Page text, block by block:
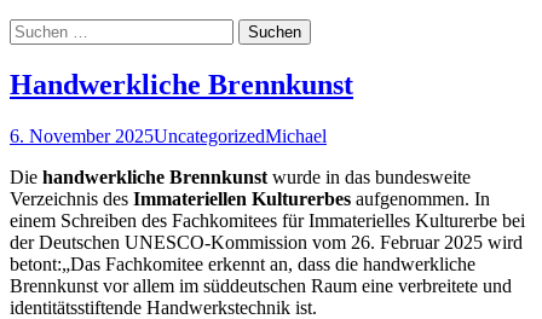
Suchen
nach:
Handwerkliche Brennkunst
6. November 2025UncategorizedMichael
Die handwerkliche Brennkunst wurde in das bundesweite
Verzeichnis des Immateriellen Kulturerbes aufgenommen. In
einem Schreiben des Fachkomitees für Immaterielles Kulturerbe bei
der Deutschen UNESCO-Kommission vom 26. Februar 2025 wird
betont:„Das Fachkomitee erkennt an, dass die handwerkliche
Brennkunst vor allem im süddeutschen Raum eine verbreitete und
identitätsstiftende Handwerkstechnik ist.